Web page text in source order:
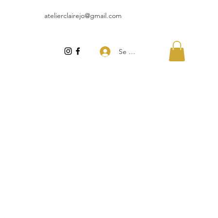
atelierclairejo@gmail.com
Se connecter